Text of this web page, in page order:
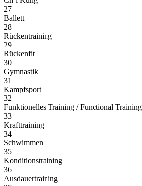
27
Ballett
28
Rückentraining
29
Rückenfit
30
Gymnastik
31
Kampfsport
32
Funktionelles Training / Functional Training
33
Krafttraining
34
Schwimmen
35
Konditionstraining
36
Ausdauertraining